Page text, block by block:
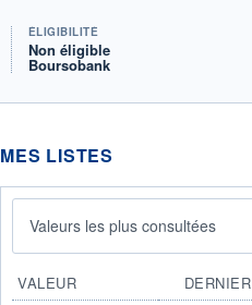
ÉLIGIBILITÉ
Non éligible
Boursobank
MES LISTES
Valeurs les plus consultées
VALEUR DERNIER